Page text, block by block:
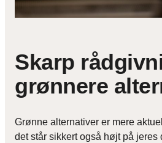
Skarp
grønnere
Grønne alternativer er mere
det står sikkert også højt på jeres